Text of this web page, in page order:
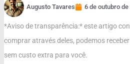
Augusto Tavares 6 de outubro de
*Aviso de transparência:* este artigo
comprar através deles, podemos
sem custo extra para você.